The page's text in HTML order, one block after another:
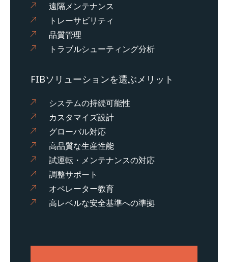
遠隔メンテナンス
トレーサビリティ
品質管理
トラブルシューティング分析
FIBソリューションを選ぶメリット
システムの持続可能性
カスタマイズ設計
グローバル対応
高品質な生産性能
試運転・メンテナンスの対応
調整サポート
オペレーター教育
高レベルな安全基準への準拠